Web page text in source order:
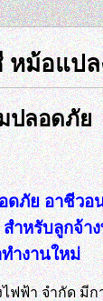
หม้อแป
ปลอดภัย
ดภัย อาชีวอ
ำหรับลูกจ้า
ทำงานใหม่
จำกัด มีกา